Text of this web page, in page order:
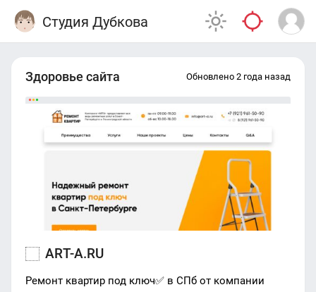
Студия Дубкова
Здоровье сайта Обновлено 2 года назад
ART-A.RU
Ремонт квартир под ключ✅ в СПб от компании